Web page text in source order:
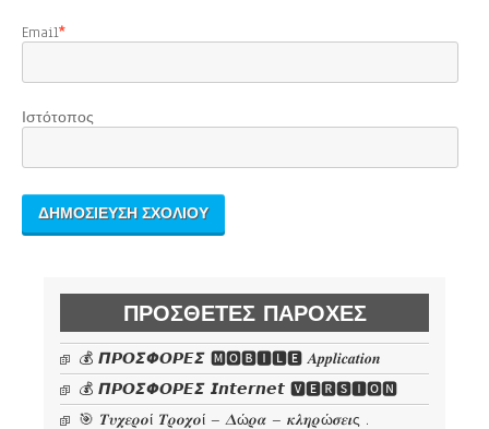
Email*
Ιστότοπος
ΠΡΌΣΘΕΤΕΣ ΠΑΡΟΧΈΣ
💰 𝞟𝞠𝞞𝞢𝞥𝞞𝞠𝞔𝞢 🅼🅾🅱🅸🅻🅴 𝜜𝒑𝒑𝒍𝒊𝒄𝒂𝒕𝒊𝒐𝒏
💰 𝞟𝞠𝞞𝞢𝞥𝞞𝞠𝞔𝞢 𝙄𝙣𝙩𝙚𝙧𝙣𝙚𝙩 🆅🅴🆁🆂🅸🅾🅽
🎯 𝜯𝝊𝝌𝜺𝝆𝝄ί 𝜯𝝆𝝄𝝌𝝄ί – 𝜟ώ𝝆𝜶 – 𝜿𝝀𝜼𝝆ώ𝝈𝜺𝜾ς .